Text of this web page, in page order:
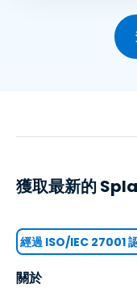
關於
獲取最新的
經過 ISO/IEC 27001